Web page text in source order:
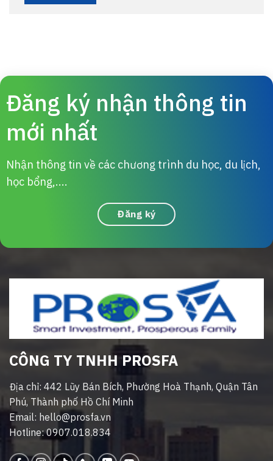
Đăng ký nhận thông tin
mới nhất
Nhận thông tin về các chương trình du học, du lịch,
học bổng,....
Đăng ký
CÔNG TY TNHH PROSFA
Địa chỉ: 442 Lũy Bán Bích, Phường Hoà Thạnh, Quận Tân
Phú, Thành phố Hồ Chí Minh
Email: hello@prosfa.vn
Hotline: 0907.018.834